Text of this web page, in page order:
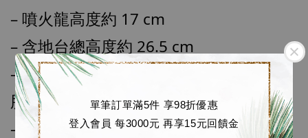
單筆訂單滿5件 享98折優惠
登入會員 每3000元 再享15元回饋金
– 噴火龍高度約 17 cm
– 含地台總高度約 26.5 cm
– 材質為 進口樹脂, 進口PU, 進口透明樹
脂
– 噴火龍可脫離地台單獨擺放